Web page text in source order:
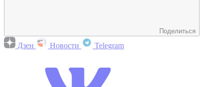
Поделиться
Дзен Новости Telegram